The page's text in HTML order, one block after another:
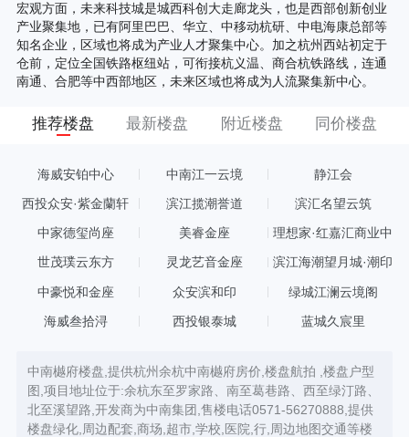
宏观方面，未来科技城是城西科创大走廊龙头，也是西部创新创业
产业聚集地，已有阿里巴巴、华立、中移动杭研、中电海康总部等
知名企业，区域也将成为产业人才聚集中心。加之杭州西站初定于
仓前，定位全国铁路枢纽站，可衔接杭义温、商合杭铁路线，连通
南通、合肥等中西部地区，未来区域也将成为人流聚集新中心。
推荐楼盘 最新楼盘 附近楼盘 同价楼盘
海威安铂中心 中南江一云境 静江会
西投众安·紫金蘭轩 滨江揽潮誉道 滨汇名望云筑
中家德玺尚座 美睿金座
理想家·红嘉汇商业中
世茂璞云东方 灵龙艺音金座 滨江海潮望月城·潮印
中豪悦和金座 众安滨和印 绿城江澜云境阁
海威叁拾浔 西投银泰城 蓝城久宸里
中南樾府楼盘,提供杭州余杭中南樾府房价,楼盘航拍 ,楼盘户型
图,项目地址位于:余杭东至罗家路、南至葛巷路、西至绿汀路、
北至溪望路,开发商为中南集团,售楼电话0571-56270888,提供
楼盘绿化,周边配套,商场,超市,学校,医院,行,周边地图交通等楼